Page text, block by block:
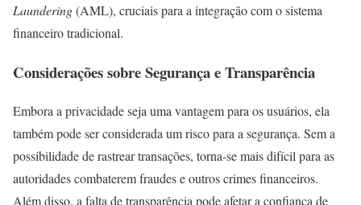
Laundering(AML), cruciais para a integração com o sistema
financeiro tradicional.
Considerações sobre Segurança e Transparência
Embora a privacidade seja uma vantagem para os usuários, ela
também pode ser considerada um risco para a segurança. Sem a
possibilidade de rastrear transações, torna-se mais difícil para as
autoridades combaterem fraudes e outros crimes financeiros.
Além disso, a falta de transparência pode afetar a confiança de